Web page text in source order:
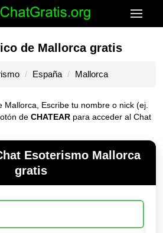
de Mallorca gratis
España Mallorca
Mallorca, Escribe tu nombre o nick (ej.
de CHATEAR para acceder al Chat
Esoterismo Mallorca
gratis